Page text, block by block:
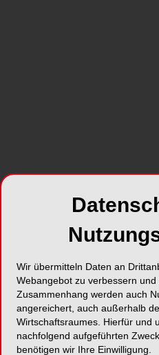
BRAUNSCHWEIG
(m/w/d)
22. Sept. 2021, 13.00-17.00
Wir übermitteln Daten an
Webangebot zu verbessern
Zusammenhang werden auch
angereichert, auch außerhalb
Wirtschaftsraumes. Hierfür und
nachfolgend aufgeführten
benötigen wir Ihre Einwilligung.